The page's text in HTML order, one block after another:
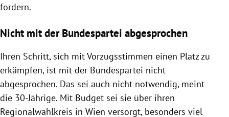
fordern.
Nicht mit der Bundespartei abgesprochen
Ihren Schritt, sich mit Vorzugsstimmen einen Platz zu
erkämpfen, ist mit der Bundespartei nicht
abgesprochen. Das sei auch nicht notwendig, meint
die 30-Jährige. Mit Budget sei sie über ihren
Regionalwahlkreis in Wien versorgt, besonders viel